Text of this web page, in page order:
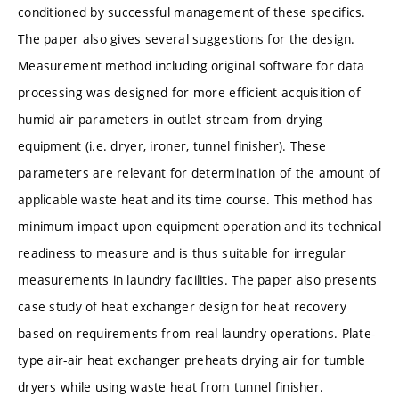
conditioned by successful management of these specifics.
The paper also gives several suggestions for the design.
Measurement method including original software for data
processing was designed for more efficient acquisition of
humid air parameters in outlet stream from drying
equipment (i.e. dryer, ironer, tunnel finisher). These
parameters are relevant for determination of the amount of
applicable waste heat and its time course. This method has
minimum impact upon equipment operation and its technical
readiness to measure and is thus suitable for irregular
measurements in laundry facilities. The paper also presents
case study of heat exchanger design for heat recovery
based on requirements from real laundry operations. Plate-
type air-air heat exchanger preheats drying air for tumble
dryers while using waste heat from tunnel finisher.